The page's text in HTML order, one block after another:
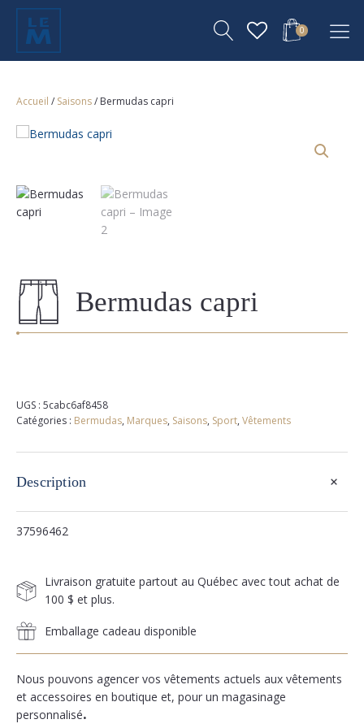
0
Accueil / Saisons/ Bermudas capri
Bermudas capri
UGS : 5cabc6af8458
Catégories : Bermudas, Marques, Saisons, Sport, Vêtements
Description +
37596462
Livraison gratuite partout au Québec avec tout achat de
100 $ et plus.
Emballage cadeau disponible
Nous pouvons agencer vos vêtements actuels aux vêtements
et accessoires en boutique et, pour un magasinage
personnalisé.